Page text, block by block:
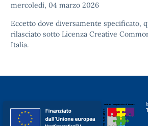
mercoledì, 04 marzo 2026
Eccetto dove diversamente specificato,
rilasciato sotto Licenza Creative
Italia.